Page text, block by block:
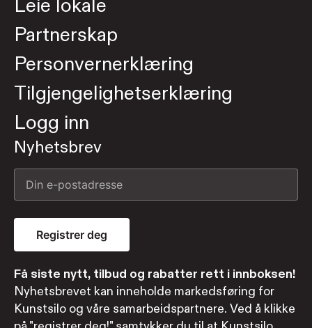
Leie lokale
Partnerskap
Personvernerklæring
Tilgjengelighetserklæring
Logg inn
Nyhetsbrev
Registrer deg
Få siste nytt, tilbud og rabatter rett i innboksen!
Nyhetsbrevet kan inneholde markedsføring for
Kunstsilo og våre samarbeidspartnere. Ved å klikke